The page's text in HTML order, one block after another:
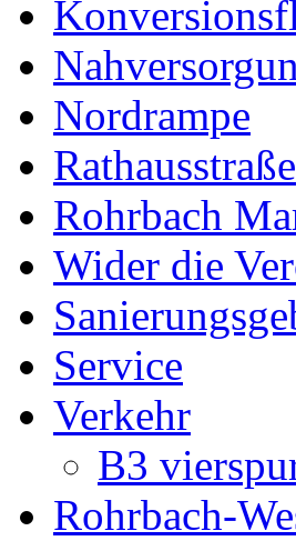
Nordrampe
Rathausstraße
Rohrbach
Wider die
Service
Verkehr
B3
Rohrbach-